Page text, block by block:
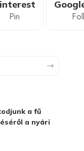
Pin
a fű
a nyári